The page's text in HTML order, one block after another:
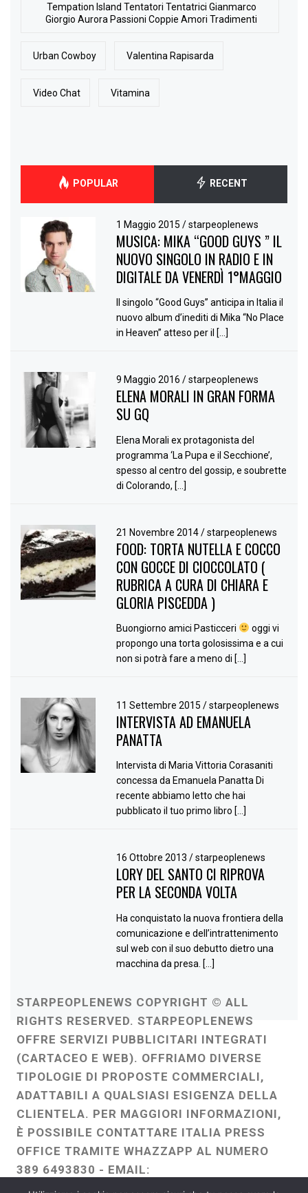
Tempation Island Tentatori Tentatrici Gianmarco
Giorgio Aurora Passioni Coppie Amori Tradimenti
Urban Cowboy Valentina Rapisarda
Video Chat Vitamina
POPULAR RECENT
1 Maggio 2015/ starpeoplenews
MUSICA: MIKA “GOOD GUYS ” IL
NUOVO SINGOLO IN RADIO E IN
DIGITALE DA VENERDÌ 1°MAGGIO
Il singolo “Good Guys” anticipa in Italia il
nuovo album d’inediti di Mika “No Place
in Heaven” atteso per il […]
9 Maggio 2016/ starpeoplenews
ELENA MORALI IN GRAN FORMA
SU GQ
Elena Morali ex protagonista del
programma ‘La Pupa e il Secchione’,
spesso al centro del gossip, e soubrette
di Colorando, […]
21 Novembre 2014/ starpeoplenews
FOOD: TORTA NUTELLA E COCCO
CON GOCCE DI CIOCCOLATO (
RUBRICA A CURA DI CHIARA E
GLORIA PISCEDDA )
Buongiorno amici Pasticceri
oggi vi
propongo una torta golosissima e a cui
non si potrà fare a meno di […]
11 Settembre 2015/ starpeoplenews
INTERVISTA AD EMANUELA
PANATTA
Intervista di Maria Vittoria Corasaniti
concessa da Emanuela Panatta Di
recente abbiamo letto che hai
pubblicato il tuo primo libro […]
16 Ottobre 2013/ starpeoplenews
LORY DEL SANTO CI RIPROVA
PER LA SECONDA VOLTA
Ha conquistato la nuova frontiera della
comunicazione e dell’intrattenimento
sul web con il suo debutto dietro una
macchina da presa. […]
STARPEOPLENEWS COPYRIGHT © ALL
RIGHTS RESERVED. STARPEOPLENEWS
OFFRE SERVIZI PUBBLICITARI INTEGRATI
(CARTACEO E WEB). OFFRIAMO DIVERSE
TIPOLOGIE DI PROPOSTE COMMERCIALI,
ADATTABILI A QUALSIASI ESIGENZA DELLA
CLIENTELA. PER MAGGIORI INFORMAZIONI,
È POSSIBILE CONTATTARE ITALIA PRESS
OFFICE TRAMITE WHAZZAPP AL NUMERO
389 6493830 - EMAIL:
ITALIAPRESSOFFICE@GMAIL.COM